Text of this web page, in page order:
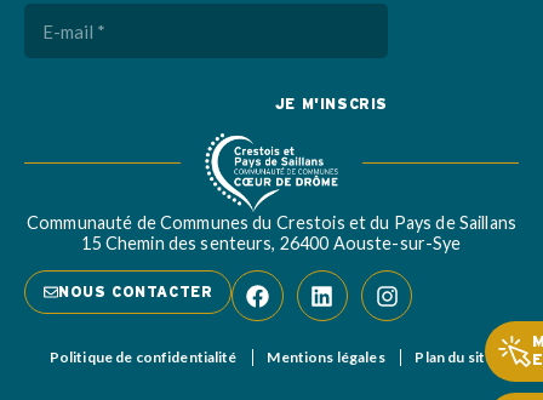
E-
mail
(Nécessaire)
Communauté de Communes du Crestois et du Pays de Saillans
15 Chemin des senteurs, 26400 Aouste-sur-Sye
NOUS CONTACTER
Politique de confidentialité Mentions légales Plan du site